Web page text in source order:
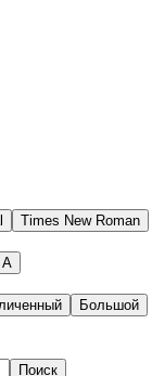
Times New Roman
A
Большой